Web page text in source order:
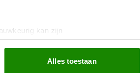
kan zijn
(fingerprinting)
Alles toestaan